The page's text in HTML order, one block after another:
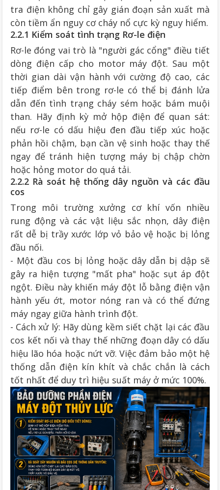
tra điện không chỉ gây gián đoạn sản xuất mà
còn tiềm ẩn nguy cơ cháy nổ cực kỳ nguy hiểm.
2.2.1 Kiểm soát tình trạng Rơ-le điện
Rơ-le đóng vai trò là "người gác cổng" điều tiết
dòng điện cấp cho motor máy đột. Sau một
thời gian dài vận hành với cường độ cao, các
tiếp điểm bên trong rơ-le có thể bị đánh lửa
dẫn đến tình trạng cháy sém hoặc bám muội
than. Hãy định kỳ mở hộp điện để quan sát:
nếu rơ-le có dấu hiệu đen đầu tiếp xúc hoặc
phản hồi chậm, bạn cần vệ sinh hoặc thay thế
ngay để tránh hiện tượng máy bị chập chờn
hoặc hỏng motor do quá tải.
2.2.2 Rà soát hệ thống dây nguồn và các đầu
cos
Trong môi trường xưởng cơ khí vốn nhiều
rung động và các vật liệu sắc nhọn, dây điện
rất dễ bị trầy xước lớp vỏ bảo vệ hoặc bị lỏng
đầu nối.
- Một đầu cos bị lỏng hoặc dây dẫn bị dập sẽ
gây ra hiện tượng "mất pha" hoặc sụt áp đột
ngột. Điều này khiến máy đột lỗ bằng điện vận
hành yếu ớt, motor nóng ran và có thể đứng
máy ngay giữa hành trình đột.
- Cách xử lý: Hãy dùng kềm siết chặt lại các đầu
cos kết nối và thay thế những đoạn dây có dấu
hiệu lão hóa hoặc nứt vỡ. Việc đảm bảo một hệ
thống dẫn điện kín khít và chắc chắn là cách
tốt nhất để duy trì hiệu suất máy ở mức 100%.